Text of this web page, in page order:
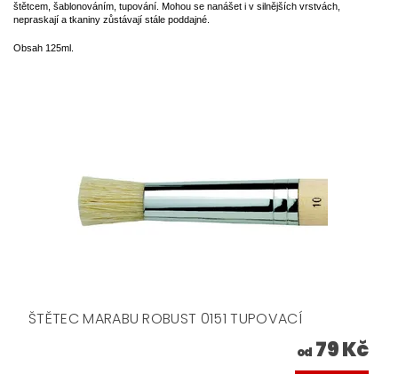
štětcem, šablonováním, tupování. Mohou se nanášet i v silnějších vrstvách,
nepraskají a tkaniny zůstávají stále poddajné.
Obsah 125ml.
ŠTĚTEC MARABU ROBUST 0151 TUPOVACÍ
od 79 Kč